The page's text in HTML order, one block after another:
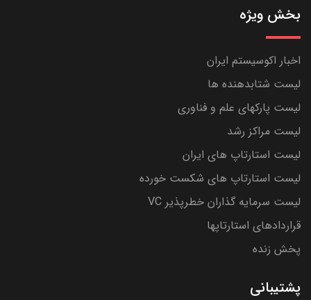
بخش ویژه
اخبار اکوسیستم ایران
لیست شتابدهنده ها
لیست پارکهای علم و فناوری
لیست مراکز رشد
لیست استارتاپ های ایران
لیست استارتاپ های شکست خورده
لیست سرمایه گذاران خطرپذیر VC
قراردادهای استارتاپها
پخش زنده
پشتیبانی